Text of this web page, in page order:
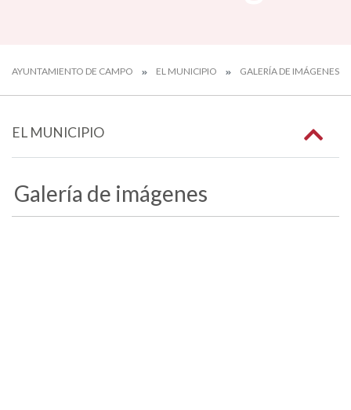
AYUNTAMIENTO DE CAMPO EL MUNICIPIO GALERÍA DE IMÁGENES
EL MUNICIPIO
Galería de imágenes